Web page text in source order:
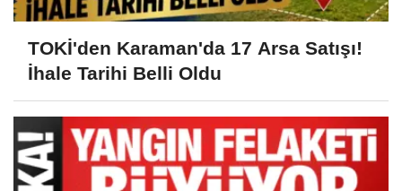
TOKİ'den Karaman'da 17 Arsa Satışı!
İhale Tarihi Belli Oldu